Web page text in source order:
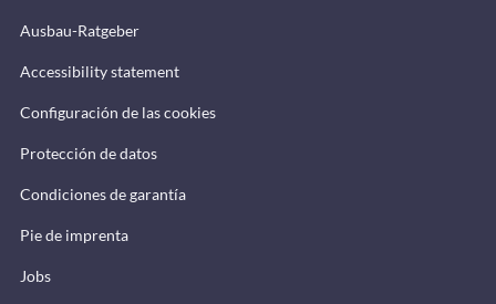
Ausbau-Ratgeber
Accessibility statement
Configuración de las cookies
Protección de datos
Condiciones de garantía
Pie de imprenta
Jobs